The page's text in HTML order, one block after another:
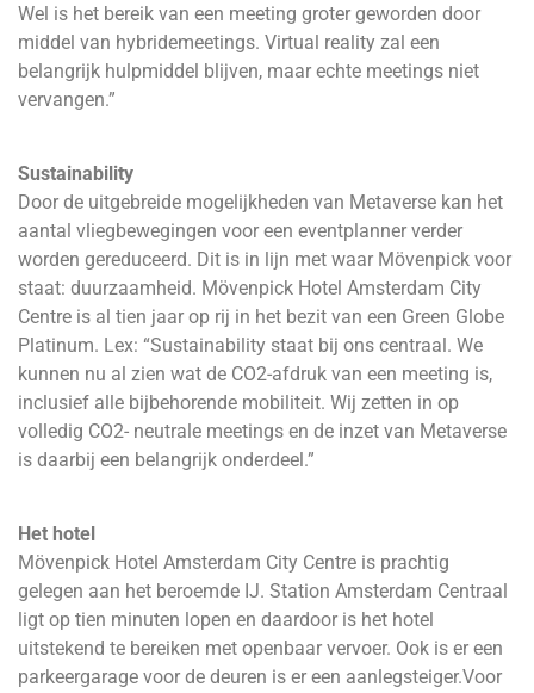
Wel is het bereik van een meeting groter geworden door
middel van hybridemeetings. Virtual reality zal een
belangrijk hulpmiddel blijven, maar echte meetings niet
vervangen.”
Sustainability
Door de uitgebreide mogelijkheden van Metaverse kan het
aantal vliegbewegingen voor een eventplanner verder
worden gereduceerd. Dit is in lijn met waar Mövenpick voor
staat: duurzaamheid. Mövenpick Hotel Amsterdam City
Centre is al tien jaar op rij in het bezit van een Green Globe
Platinum. Lex: “Sustainability staat bij ons centraal. We
kunnen nu al zien wat de CO2-afdruk van een meeting is,
inclusief alle bijbehorende mobiliteit. Wij zetten in op
volledig CO2- neutrale meetings en de inzet van Metaverse
is daarbij een belangrijk onderdeel.”
Het hotel
Mövenpick Hotel Amsterdam City Centre is prachtig
gelegen aan het beroemde IJ. Station Amsterdam Centraal
ligt op tien minuten lopen en daardoor is het hotel
uitstekend te bereiken met openbaar vervoer. Ook is er een
parkeergarage voor de deuren is er een aanlegsteiger.Voor